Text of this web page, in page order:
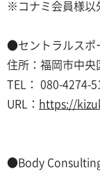
※コナミ会員様以
●セントラルスポ
住所：福岡市中央
TEL：
080-4274-
URL： https://
●Body